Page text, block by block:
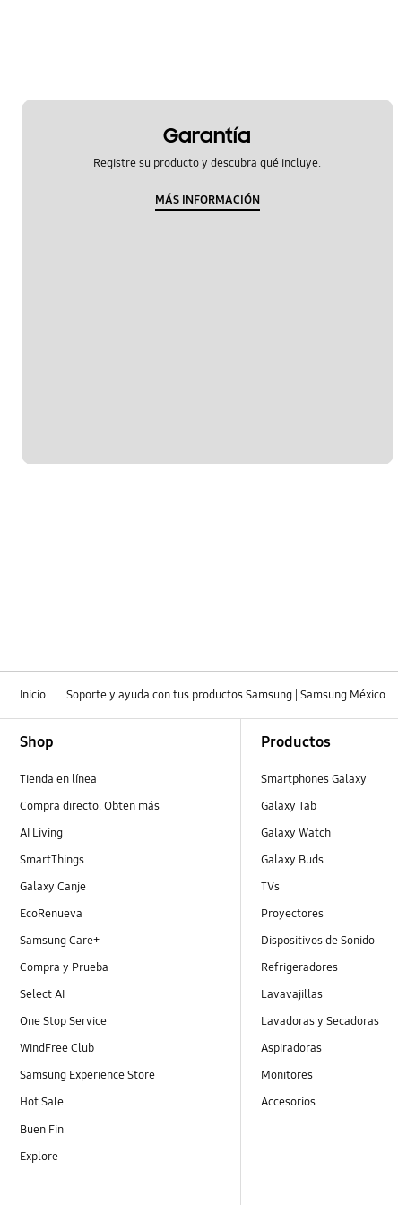
Garantía
Registre su producto y descubra qué incluye.
MÁS INFORMACIÓN
Inicio Soporte y ayuda con tus productos Samsung | Samsung México
Shop
Tienda en línea
Compra directo. Obten más
AI Living
SmartThings
Galaxy Canje
EcoRenueva
Samsung Care+
Compra y Prueba
Select AI
One Stop Service
WindFree Club
Samsung Experience Store
Hot Sale
Buen Fin
Explore
Productos
Smartphones Galaxy
Galaxy Tab
Galaxy Watch
Galaxy Buds
TVs
Proyectores
Dispositivos de Sonido
Refrigeradores
Lavavajillas
Lavadoras y Secadoras
Aspiradoras
Monitores
Accesorios